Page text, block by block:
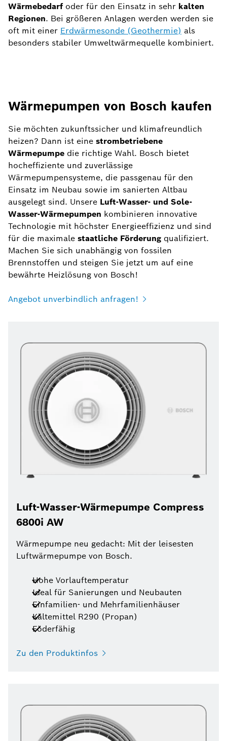
Wärmebedarfoder für den Einsatz in sehr kalten
Regionen. Bei größeren Anlagen werden werden sie
oft mit einer Erdwärmesonde (Geothermie) als
besonders stabiler Umweltwärmequelle kombiniert.
Wärmepumpen von Bosch kaufen
Sie möchten zukunftssicher und klimafreundlich
heizen? Dann ist eine strombetriebene
Wärmepumpe die richtige Wahl. Bosch bietet
hocheffiziente und zuverlässige
Wärmepumpensysteme, die passgenau für den
Einsatz im Neubau sowie im sanierten Altbau
ausgelegt sind. Unsere Luft-Wasser- und Sole-
Wasser-Wärmepumpen kombinieren innovative
Technologie mit höchster Energieeffizienz und sind
für die maximale staatliche Förderung qualifiziert.
Machen Sie sich unabhängig von fossilen
Brennstoffen und steigen Sie jetzt um auf eine
bewährte Heizlösung von Bosch!
Angebot unverbindlich anfragen!
Luft-Wasser-Wärmepumpe Compress
6800i AW
Wärmepumpe neu gedacht: Mit der leisesten
Luftwärmepumpe von Bosch.
Hohe Vorlauftemperatur
Ideal für Sanierungen und Neubauten
Einfamilien- und Mehrfamilienhäuser
Kältemittel R290 (Propan)
Föderfähig
Zu den Produktinfos